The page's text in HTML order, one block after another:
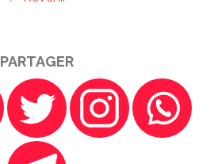
PARTAGER